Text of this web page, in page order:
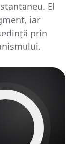
El
iar
prin